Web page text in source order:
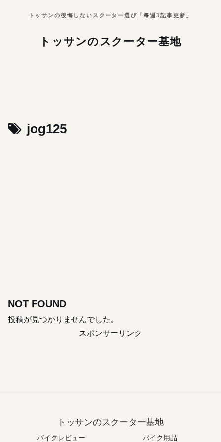
トッサンの後悔しないスクーター選び「毎週3記事更新」
トッサンのスクーター基地
jog125
NOT FOUND
投稿が見つかりませんでした。
スポンサーリンク
トッサンのスクーター基地
バイクレビュー バイク用品